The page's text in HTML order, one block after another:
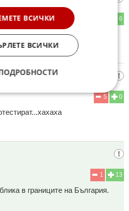
6
0
5
13
1
в границите на България.
ВСИЧКИ
ВСИЧКИ